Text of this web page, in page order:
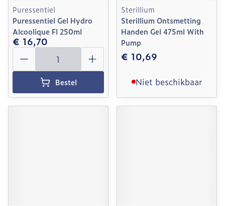
Puressentiel
Puressentiel Gel Hydro
Alcoolique Fl 250ml
€ 16,70
Aantal
Bestel
Sterillium
Sterillium Ontsmetting
Handen Gel 475ml With
Pump
€ 10,69
Niet beschikbaar